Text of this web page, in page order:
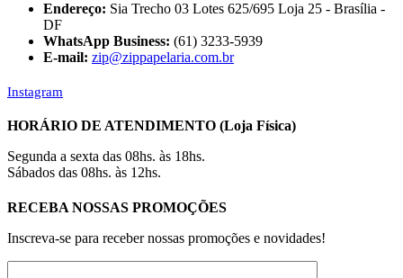
Endereço: Sia Trecho 03 Lotes 625/695 Loja 25 - Brasília -
DF
WhatsApp Business: (61) 3233-5939
E-mail: zip@zippapelaria.com.br
Instagram
HORÁRIO DE ATENDIMENTO (Loja Física)
Segunda a sexta das 08hs. às 18hs.
Sábados das 08hs. às 12hs.
RECEBA NOSSAS PROMOÇÕES
Inscreva-se para receber nossas promoções e novidades!